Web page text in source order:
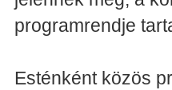
programrendje
Esténként közös